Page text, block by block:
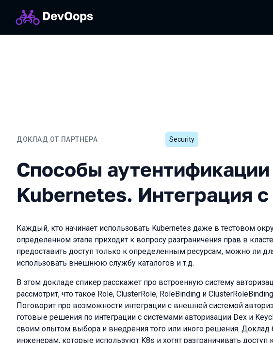
ДОКЛАД ОТ ПАРТНЕРА
Способы аутентификации в
Security
Способы аутентификации
Kubernetes. Интеграция с
Каждый, кто начинает использовать Kubernetes даже в тестовом
определенном этапе приходит к вопросу разграничения прав в
предоставить доступ только к определенным ресурсам, можно ли
использовать внешнюю службу каталогов и т.д.
В этом докладе спикер расскажет про встроенную систему
рассмотрит, что такое Role, ClusterRole, RoleBinding и
Поговорит про возможности интеграции с внешней системой
готовые решения по интеграции с системами авторизации Dex и
своим опытом выбора и внедрения того или иного решения. Доклад
инженерам, которые используют K8s и хотят разграничивать доступ